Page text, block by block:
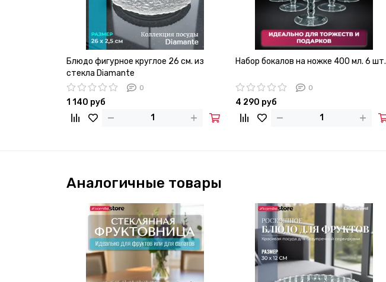
Блюдо фигурное круглое 26 см. из
стекла Diamante
0
1 140 руб
Набор бокалов на ножке 400 мл. 6 шт.
0
4 290 руб
Аналогичные товары